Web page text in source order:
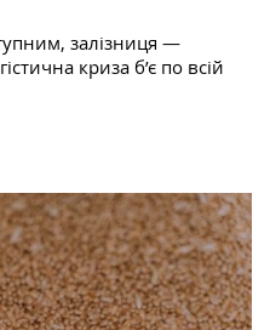
залізниця —
криза б’є по всій